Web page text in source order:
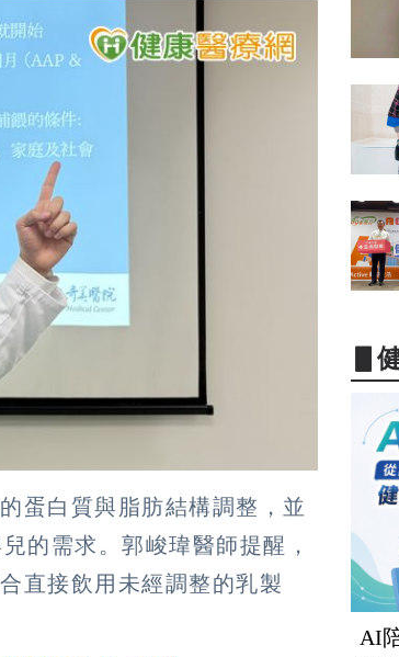
蛋白質與脂肪結構調整，並
的需求。郭峻瑋醫師提醒，
直接飲用未經調整的乳製
▋
AI